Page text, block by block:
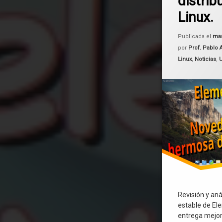
Linux.
Publicada el
por Prof. Pablo
Categorías:
Linux, Noticias,
Revisión y
estable de
entrega
Pantheon